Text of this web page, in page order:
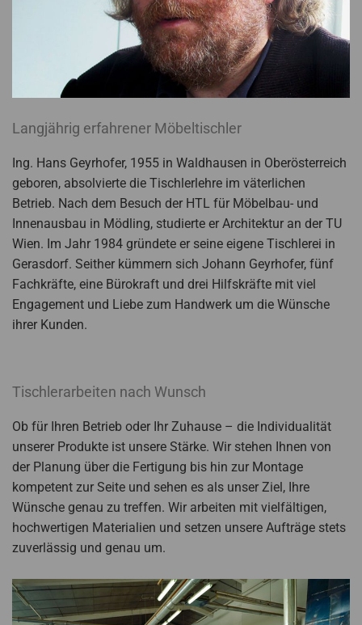
Langjährig erfahrener Möbeltischler
Ing. Hans Geyrhofer, 1955 in Waldhausen in Oberösterreich
geboren, absolvierte die Tischlerlehre im väterlichen
Betrieb. Nach dem Besuch der HTL für Möbelbau- und
Innenausbau in Mödling, studierte er Architektur an der TU
Wien. Im Jahr 1984 gründete er seine eigene Tischlerei in
Gerasdorf. Seither kümmern sich Johann Geyrhofer, fünf
Fachkräfte, eine Bürokraft und drei Hilfskräfte mit viel
Engagement und Liebe zum Handwerk um die Wünsche
ihrer Kunden.
Tischlerarbeiten nach Wunsch
Ob für Ihren Betrieb oder Ihr Zuhause – die Individualität
unserer Produkte ist unsere Stärke. Wir stehen Ihnen von
der Planung über die Fertigung bis hin zur Montage
kompetent zur Seite und sehen es als unser Ziel, Ihre
Wünsche genau zu treffen. Wir arbeiten mit vielfältigen,
hochwertigen Materialien und setzen unsere Aufträge stets
zuverlässig und genau um.